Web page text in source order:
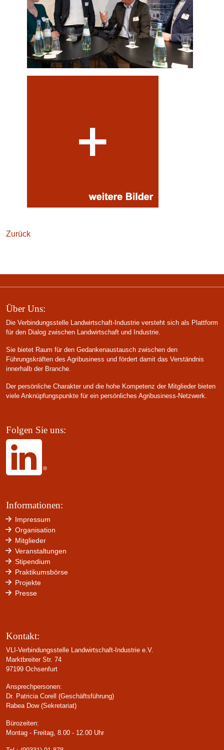
Zurück
Über Uns:
Die Verbindungsstelle Landwirtschaft-Industrie versteht sich als Plattform
für den Dialog zwischen Landwirtschaft und Industrie.
Sie bietet Raum für den Gedankenaustausch zwischen den
Führungskräften des Agribusiness und fördert damit das Verständnis
innerhalb der Branche.
Der persönliche Charakter und die hohe Kompetenz der Mitglieder bieten
viele Anknüpfungspunkte für ein persönliches Agribusiness-Netzwerk.
Folgen Sie uns:
Informationen:
Impressum
Organisation
Mitglieder
Veranstaltungen
Stipendium
Praktikumsbörse
Projekte
Presse
Kontakt:
VLI-Verbindungsstelle Landwirtschaft-Industrie e.V.
Marktbreiter Str. 74
97199 Ochsenfurt
Ansprechpersonen:
Dr. Patricia Corell (Geschäftsführung)
Rabea Dow (Sekretariat)
Bürozeiten:
Montag - Freitag, 8.00 - 12.00 Uhr